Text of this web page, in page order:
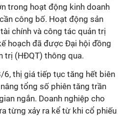
trong hoạt động kinh doanh
công bố. Hoạt động sản
chính và công tác quản trị
hoạch đã được Đại hội đồng
trị (HĐQT) thông qua.
6, thị giá tiếp tục tăng hết biên
tổng số phiên tăng trần
ngắn. Doanh nghiệp cho
từng xảy ra kể từ khi cổ phiếu